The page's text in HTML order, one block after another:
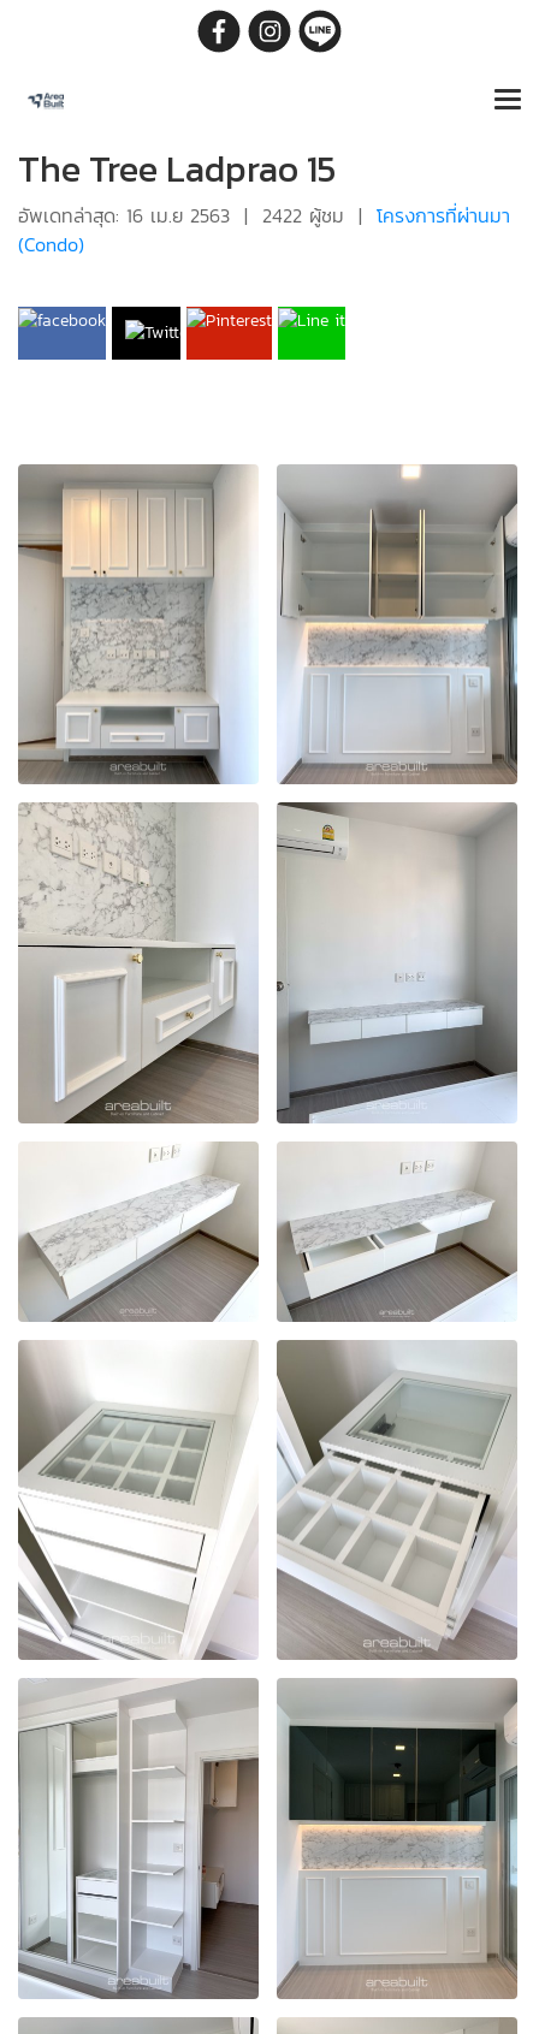
The Tree Ladprao 15
อัพเดทล่าสุด: 16 เม.ย 2563 | 2422 ผู้ชม | โครงการที่ผ่านมา
(Condo)